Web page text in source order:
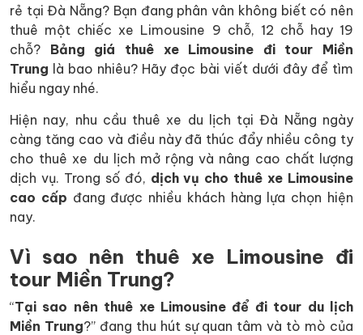
rẻ tại Đà Nẵng? Bạn đang phân vân không biết có nên
thuê một chiếc xe Limousine 9 chỗ, 12 chỗ hay 19
chỗ? Bảng giá thuê xe Limousine đi tour Miền
Trung là bao nhiêu? Hãy đọc bài viết dưới đây để tìm
hiểu ngay nhé.
Hiện nay, nhu cầu thuê xe du lịch tại Đà Nẵng ngày
càng tăng cao và điều này đã thúc đẩy nhiều công ty
cho thuê xe du lịch mở rộng và nâng cao chất lượng
dịch vụ. Trong số đó, dịch vụ cho thuê xe Limousine
cao cấp đang được nhiều khách hàng lựa chọn hiện
nay.
Vì sao nên thuê xe Limousine đi
tour Miền Trung?
“Tại sao nên thuê xe Limousine để đi tour du lịch
Miền Trung?” đang thu hút sự quan tâm và tò mò của